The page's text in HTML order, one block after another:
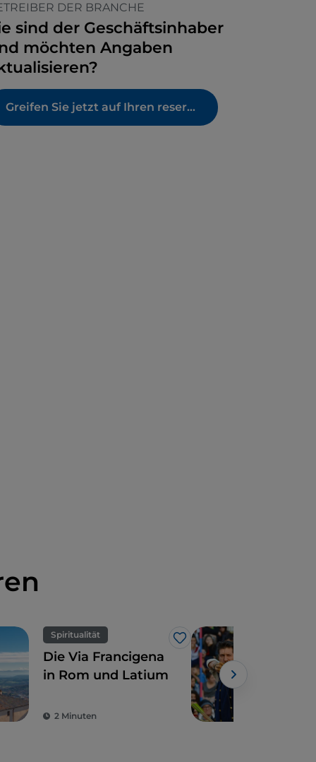
DER BRANCHE
sind der Geschäftsinhaber
möchten Angaben
Greifen Sie jetzt auf Ihren reservierten Bereich zu
Spiritualität
Like
Die Via Francigena
in Rom und Latium
2 Minuten